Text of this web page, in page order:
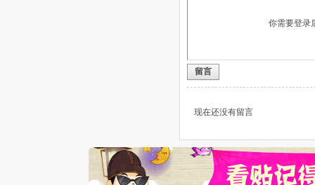
你需要登录
留言
现在还没有留言